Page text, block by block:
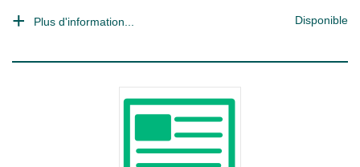
Plus d'information... Disponible